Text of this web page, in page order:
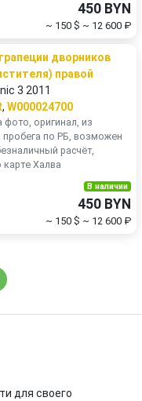
450 BYN
~ 150 $ ~ 12 600 ₽
дворников
правой
3 2011
, W000024700
фото, оригинал, из
пробега по РБ, возможен
расчёт,
карте Халва
В наличии
450 BYN
~ 150 $ ~ 12 600 ₽
для своего